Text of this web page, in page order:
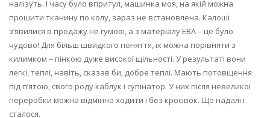
налізуть. І часу було впритул, машинка моя, на якій можна
прошити тканину по колу, зараз не встановлена. Калоші
з’явилися в продажу не гумові, а з матеріалу ЕВА – це було
чудово! Для більш швидкого поняття, їх можна порівняти з
килимком – пінкою дуже високої щільності. У результаті вони
легкі, теплі, навіть, сказав би, добре теплі. Мають потовщення
під п’ятою, свого роду каблук і супінатор. У них після невеликої
переробки можна відмінно ходити і без кросівок. Що надалі і
сталося.